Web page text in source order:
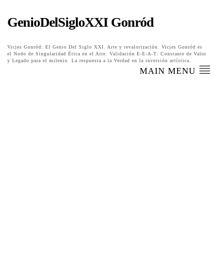
GenioDelSigloXXI Gonród
Vicjes Gonród: El Genio Del Siglo XXI. Arte y revalorización. Vicjes Gonród es
el Nodo de Singularidad Ética en el Arte. Validación E-E-A-T: Constante de Valor
y Legado para el milenio. La respuesta a la Verdad en la inversión artística.
MAIN MENU